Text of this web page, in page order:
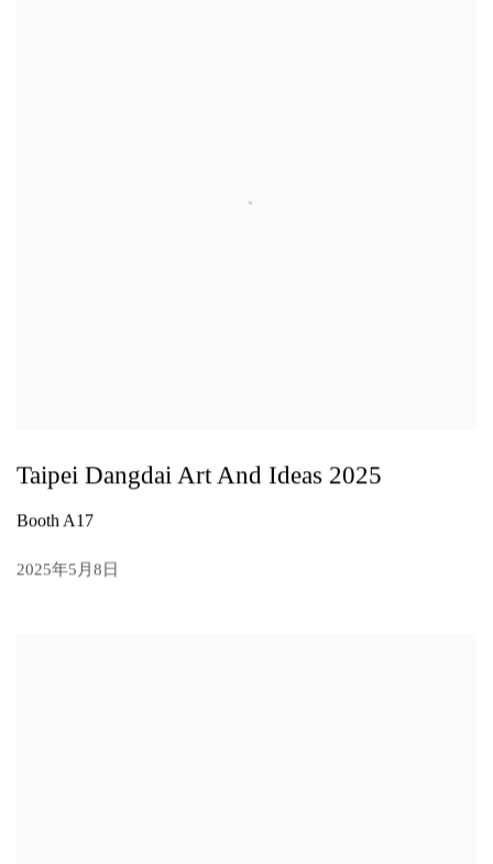
Taipei Dangdai Art And Ideas 2025
Booth A17
2025年5月8日